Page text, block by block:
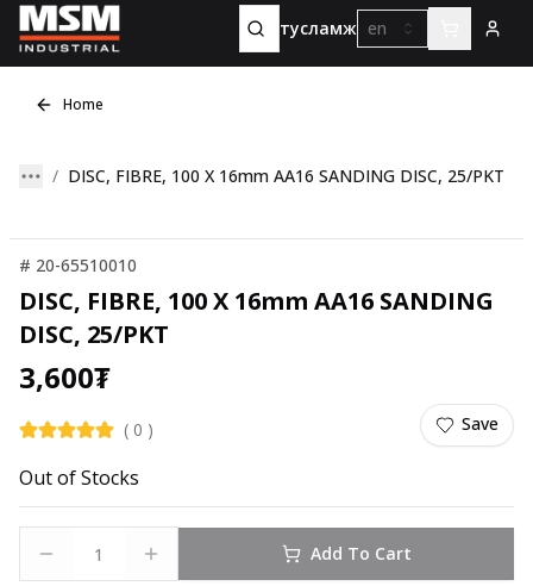
тусламж en
Home
DISC, FIBRE, 100 X 16mm AA16 SANDING DISC, 25/PKT
# 20-65510010
DISC, FIBRE, 100 X 16mm AA16 SANDING
DISC, 25/PKT
3,600₮
( 0 ) Save
Out of Stocks
Add To Cart